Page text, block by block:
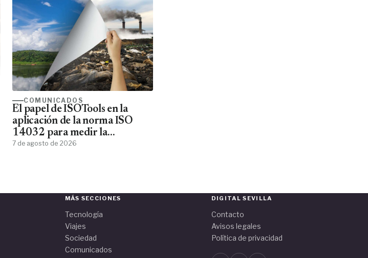
COMUNICADOS
El papel de ISOTools en la
aplicación de la norma ISO
14032 para medir la
sostenibilidad empresarial
7 de agosto de 2026
MÁS SECCIONES
Tecnología
Viajes
Sociedad
Comunicados
DIGITAL SEVILLA
Contacto
Avisos legales
Política de privacidad